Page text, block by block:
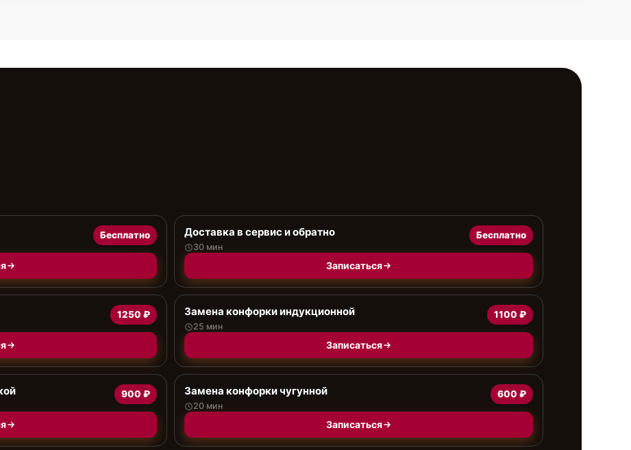
Бесплатно Доставка в сервис и обратно
30 мин
Бесплатно
Записаться
1250 ₽ Замена конфорки индукционной
25 мин
1100 ₽
Записаться
900 ₽ Замена конфорки чугунной
20 мин
600 ₽
Записаться